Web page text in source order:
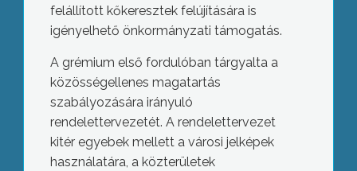
felállított kőkeresztek felújítására is
igényelhető önkormányzati támogatás.
A grémium első fordulóban tárgyalta a
közösségellenes magatartás
szabályozására irányuló
rendelettervezetét. A rendelettervezet
kitér egyebek mellett a városi jelképek
használatára, a közterületek